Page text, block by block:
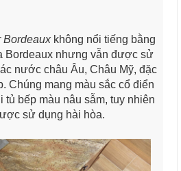
không nổi tiếng bằng
Bordeaux nhưng vẫn được sử
nước châu Âu, Châu Mỹ, đặc
Chúng mang màu sắc cổ điển
bếp màu nâu sẫm, tuy nhiên
sử dụng hài hòa.